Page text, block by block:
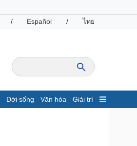
/ Español / ไทย
Đời sống Văn hóa Giải trí